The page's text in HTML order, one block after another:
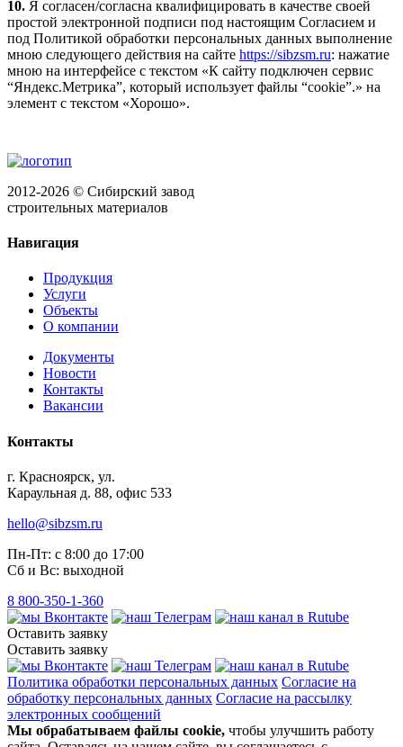
10. Я согласен/согласна квалифицировать в качестве своей
простой электронной подписи под настоящим Согласием и
под Политикой обработки персональных данных выполнение
мною следующего действия на сайте https://sibzsm.ru: нажатие
мною на интерфейсе с текстом «К сайту подключен сервис
“Яндекс.Метрика”, который использует файлы “cookie”.» на
элемент с текстом «Хорошо».
2012-2026 © Сибирский завод
строительных материалов
Навигация
Продукция
Услуги
Объекты
О компании
Документы
Новости
Контакты
Вакансии
Контакты
г. Красноярск, ул.
Караульная д. 88, офис 533
hello@sibzsm.ru
Пн-Пт: с 8:00 до 17:00
Сб и Вс: выходной
8 800-350-1-360
Оставить заявку
Оставить заявку
Политика обработки персональных данных Согласие на
обработку персональных данных Согласие на рассылку
электронных сообщений
Мы обрабатываем файлы cookie, чтобы улучшить работу